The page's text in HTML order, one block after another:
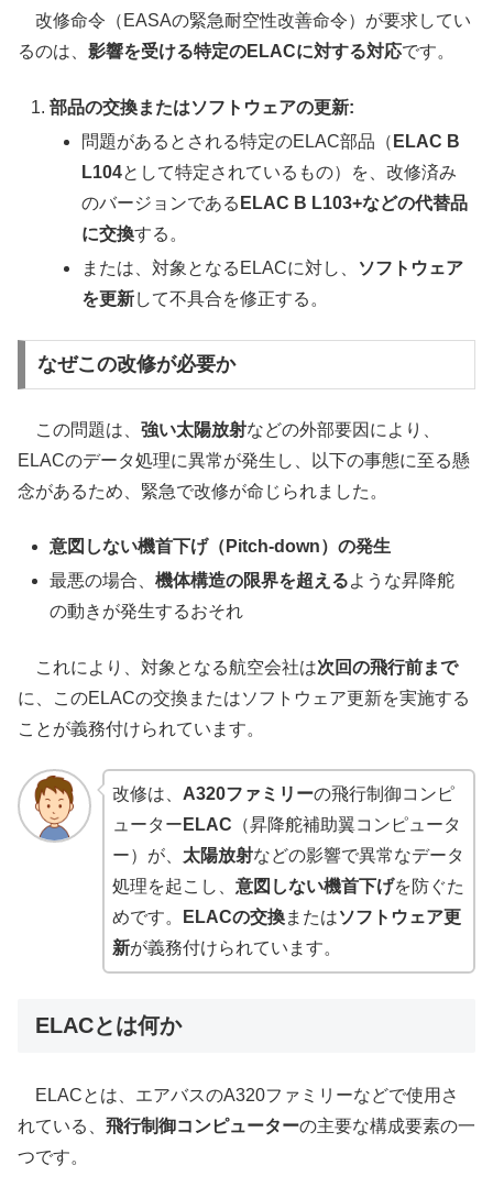
改修命令（EASAの緊急耐空性改善命令）が要求してい
るのは、 影響を受ける特定のELACに対する対応です。
部品の交換またはソフトウェアの更新:
問題があるとされる特定のELAC部品（ ELAC B
L104として特定されているもの）を、改修済み
のバージョンである ELAC B L103+などの代替品
に交換する。
または、対象となるELACに対し、 ソフトウェア
を更新して不具合を修正する。
なぜこの改修が必要か
この問題は、 強い太陽放射などの外部要因により、
ELACのデータ処理に異常が発生し、以下の事態に至る懸
念があるため、緊急で改修が命じられました。
意図しない機首下げ（Pitch-down）の発生
最悪の場合、機体構造の限界を超えるような昇降舵
の動きが発生するおそれ
これにより、対象となる航空会社は次回の飛行前まで
に、このELACの交換またはソフトウェア更新を実施する
ことが義務付けられています。
改修は、 A320ファミリーの飛行制御コンピ
ューター ELAC （昇降舵補助翼コンピュータ
ー）が、 太陽放射などの影響で異常なデータ
処理を起こし、 意図しない機首下げを防ぐた
めです。
ELACの交換またはソフトウェア更
新が義務付けられています。
ELACとは何か
ELACとは、エアバスのA320ファミリーなどで使用さ
れている、 飛行制御コンピューターの主要な構成要素の一
つです。